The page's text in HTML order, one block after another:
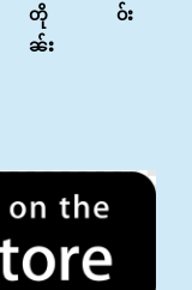
တို
ၼ်း
ဝ်း